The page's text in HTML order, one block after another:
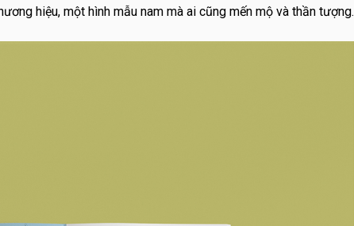
hiệu, một hình mẫu nam mà ai cũng mến mộ và thần tượng.